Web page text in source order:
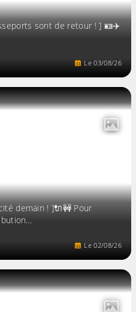
sont de retour ! ] 🪪✈️
Le03/08/26
demain ! ]🔌🚧 Pour
Le02/08/26